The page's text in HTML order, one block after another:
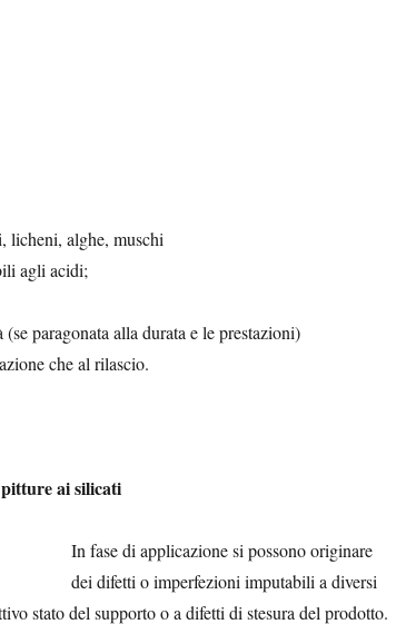
licheni, alghe, muschi
agli acidi;
paragonata alla durata e le prestazioni)
che al rilascio.
ai silicati
In fase di applicazione si possono originare
dei difetti o imperfezioni imputabili a diversi
stato del supporto o a difetti di stesura del prodotto.